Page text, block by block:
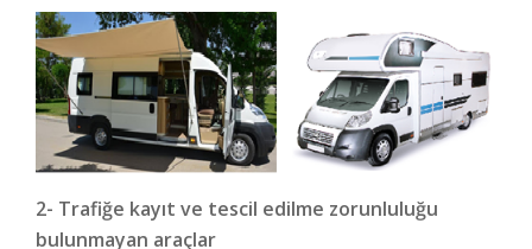
2- Trafiğe kayıt ve tescil edilme zorunluluğu
bulunmayan araçlar